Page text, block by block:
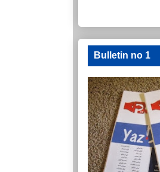
Bulletin no 1